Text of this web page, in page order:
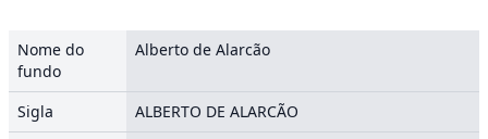
Nome do
fundo
Alberto de Alarcão
Sigla
ALBERTO DE ALARCÃO